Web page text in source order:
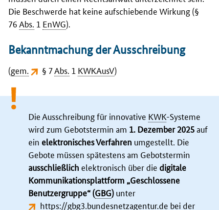
Die Beschwerde hat keine aufschiebende Wirkung (§
76Abs. 1 EnWG).
Bekanntmachung der Ausschreibung
(gem. § 7Abs. 1 KWKAusV)
Die Ausschreibung für innovative KWK-Systeme
wird zum Gebotstermin am 1. Dezember 2025auf
ein elektronisches Verfahren umgestellt. Die
Gebote müssen spätestens am Gebotstermin
ausschließlich elektronisch über diedigitale
Kommunikationsplattform „Geschlossene
Benutzergruppe“ (GBG) unter
https://gbg3.bundesnetzagentur.de bei der